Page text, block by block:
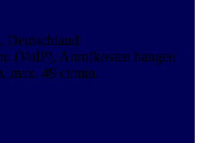
Deutschland
(VoIP), Anrufkosten hängen
max. 49 ct/min.